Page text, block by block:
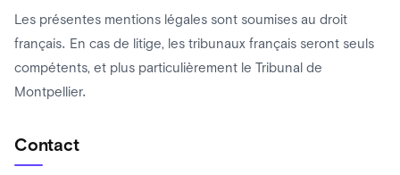
Les présentes mentions légales sont soumises au droit
français. En cas de litige, les tribunaux français seront seuls
compétents, et plus particulièrement le Tribunal de
Montpellier.
Contact